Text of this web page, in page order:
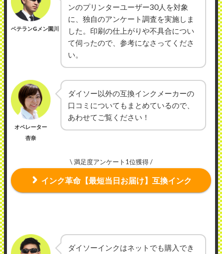
ベテランGメン園川
ンのプリンターユーザー30人を対象
に、独自のアンケート調査を実施しま
した。印刷の仕上がりや不具合につい
て伺ったので、参考になさってくださ
い。
オペレーター
杏奈
ダイソー以外の互換インクメーカーの
口コミについてもまとめているので、
あわせてご覧ください！
\ 満足度アンケート1位獲得 /
インク革命【最短当日お届け】互換インク
ダイソーインクはネットでも購入でき